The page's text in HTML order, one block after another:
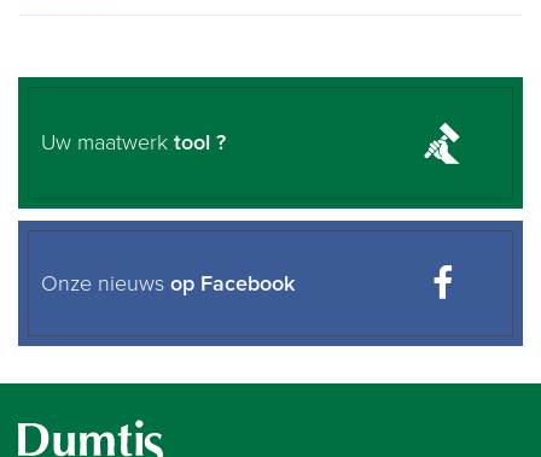
Uw maatwerk tool ?
Onze nieuws op Facebook